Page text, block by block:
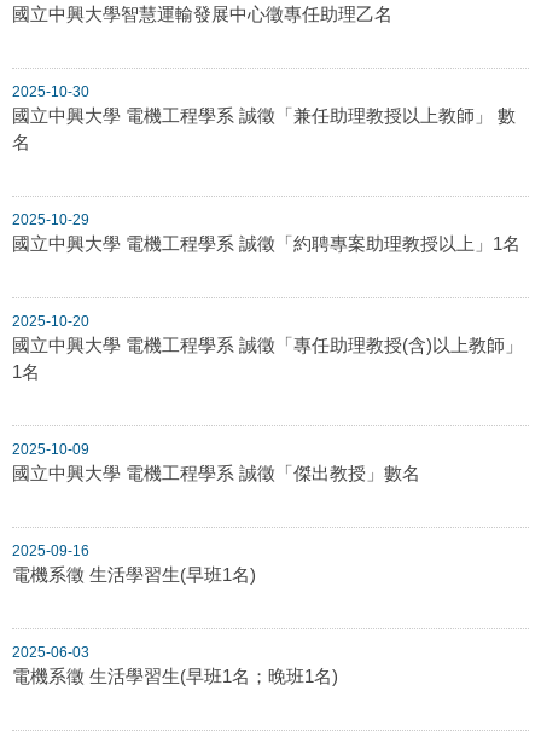
國立中興大學智慧運輸發展中心徵專任助理乙名
2025-10-30
國立中興大學 電機工程學系 誠徵「兼任助理教授以上教師」 數
名
2025-10-29
國立中興大學 電機工程學系 誠徵「約聘專案助理教授以上」1名
2025-10-20
國立中興大學 電機工程學系 誠徵「專任助理教授(含)以上教師」
1名
2025-10-09
國立中興大學 電機工程學系 誠徵「傑出教授」數名
2025-09-16
電機系徵 生活學習生(早班1名)
2025-06-03
電機系徵 生活學習生(早班1名；晚班1名)